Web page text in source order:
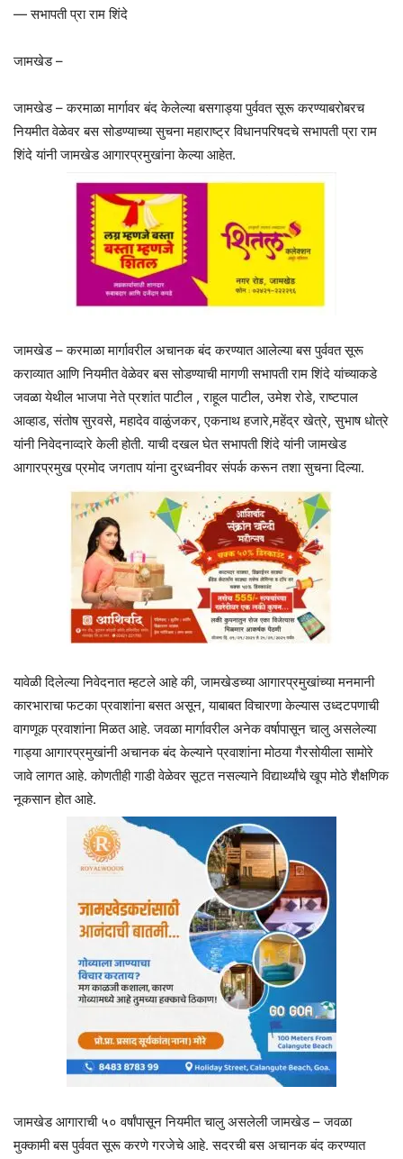
— सभापती प्रा राम शिंदे
जामखेड –
जामखेड – करमाळा मार्गावर बंद केलेल्या बसगाड्या पुर्ववत सूरू करण्याबरोबरच
नियमीत वेळेवर बस सोडण्याच्या सुचना महाराष्ट्र विधानपरिषदचे सभापती प्रा राम
शिंदे यांनी जामखेड आगारप्रमुखांना केल्या आहेत.
जामखेड – करमाळा मार्गावरील अचानक बंद करण्यात आलेल्या बस पुर्ववत सूरू
कराव्यात आणि नियमीत वेळेवर बस सोडण्याची मागणी सभापती राम शिंदे यांच्याकडे
जवळा येथील भाजपा नेते प्रशांत पाटील , राहूल पाटील, उमेश रोडे, राष्टपाल
आव्हाड, संतोष सुरवसे, महादेव वाळुंजकर, एकनाथ हजारे,महेंद्र खेत्रे, सुभाष धोत्रे
यांनी निवेदनाव्दारे केली होती. याची दखल घेत सभापती शिंदे यांनी जामखेड
आगारप्रमुख प्रमोद जगताप यांना दुरध्वनीवर संपर्क करून तशा सुचना दिल्या.
यावेळी दिलेल्या निवेदनात म्हटले आहे की, जामखेडच्या आगारप्रमुखांच्या मनमानी
कारभाराचा फटका प्रवाशांना बसत असून, याबाबत विचारणा केल्यास उध्दटपणाची
वागणूक प्रवाशांना मिळत आहे. जवळा मार्गावरील अनेक वर्षापासून चालु असलेल्या
गाड्या आगारप्रमुखांनी अचानक बंद केल्याने प्रवाशांना मोठया गैरसोयीला सामोरे
जावे लागत आहे. कोणतीही गाडी वेळेवर सूटत नसल्याने विद्यार्थ्यांचे खूप मोठे शैक्षणिक
नूकसान होत आहे.
जामखेड आगाराची ५० वर्षांपासून नियमीत चालु असलेली जामखेड – जवळा
मुक्कामी बस पुर्ववत सूरू करणे गरजेचे आहे. सदरची बस अचानक बंद करण्यात